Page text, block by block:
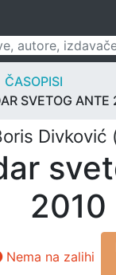
ČASOPISI
SVETOG ANTE
Divković
2010
Nema na zalihi